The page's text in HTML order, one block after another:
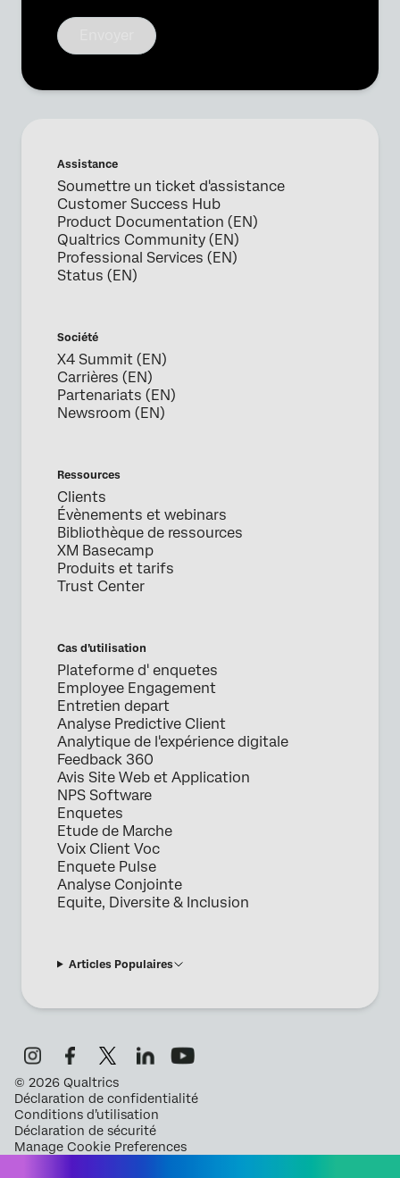
Assistance
Soumettre un ticket d'assistance
Customer Success Hub
Product Documentation (EN)
Qualtrics Community (EN)
Professional Services (EN)
Status (EN)
Société
X4 Summit (EN)
Carrières (EN)
Partenariats (EN)
Newsroom (EN)
Ressources
Clients
Évènements et webinars
Bibliothèque de ressources
XM Basecamp
Produits et tarifs
Trust Center
Cas d’utilisation
Plateforme d' enquetes
Employee Engagement
Entretien depart
Analyse Predictive Client
Analytique de l'expérience digitale
Feedback 360
Avis Site Web et Application
NPS Software
Enquetes
Etude de Marche
Voix Client Voc
Enquete Pulse
Analyse Conjointe
Equite, Diversite & Inclusion
Articles Populaires
© 2026 Qualtrics
Déclaration de confidentialité
Conditions d’utilisation
Déclaration de sécurité
Manage Cookie Preferences